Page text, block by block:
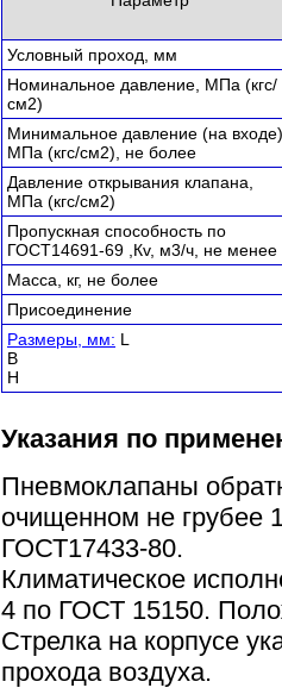
Условный проход, мм
Номинальное давление, МПа (кгс/
см2)
Минимальное давление (на
МПа (кгс/см2), не более
Давление открывания клапана,
МПа (кгс/см2)
Пропускная способность по
ГОСТ14691-69 ,Кv, м3/ч, не менее
Масса, кг, не более
Присоединение
Размеры, мм: L
B
H
Указания по
Пневмоклапаны
очищенном не грубее
ГОСТ17433-80.
Климатическое
4 по ГОСТ 15150.
Стрелка на корпусе
прохода воздуха.